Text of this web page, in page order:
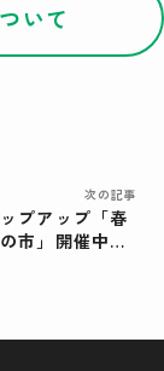
いて
次の記事
プアップ「春
の市」開催中！